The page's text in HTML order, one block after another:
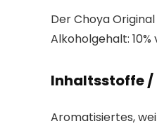
Der Choya
Alkoholgehalt:
Inhaltsstoffe /
Aromatisiertes,